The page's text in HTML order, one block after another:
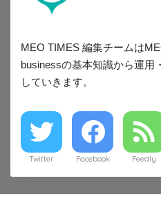
MEO TIMES 編集チームは
businessの基本知識から運用
していきます。
Twitter Facebook Feedly